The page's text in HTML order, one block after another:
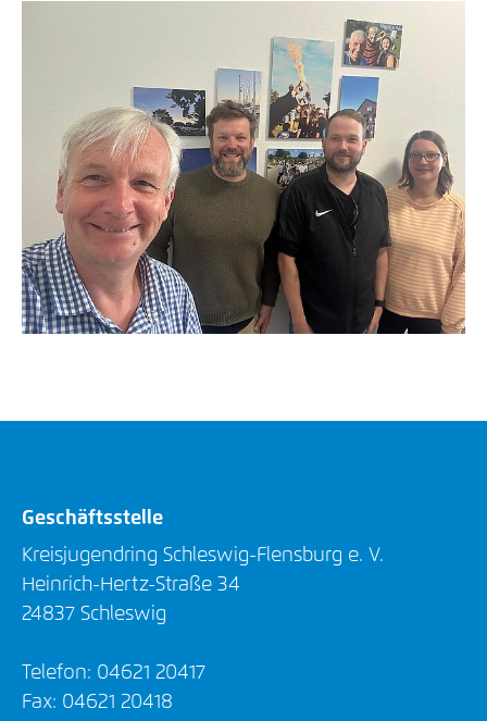
Geschäftsstelle
Kreisjugendring Schleswig-Flensburg e. V.
Heinrich-Hertz-Straße 34
24837 Schleswig
Telefon: 04621 20417
Fax: 04621 20418